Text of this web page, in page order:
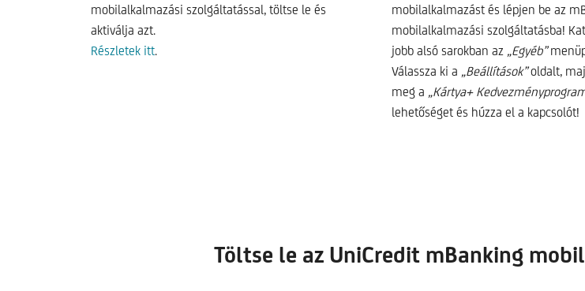
mobilalkalmazási szolgáltatással, töltse le és
aktiválja azt.
Részletek itt.
mobilalkalmazást és lépjen be az
mobilalkalmazási szolgáltatásba!
jobb alsó sarokban az „Egyéb”
Válassza ki a „Beállítások”oldalt,
meg a „Kártya+
lehetőséget és húzza el a kapcsolót!​
Töltse le az UniCredit mBanking